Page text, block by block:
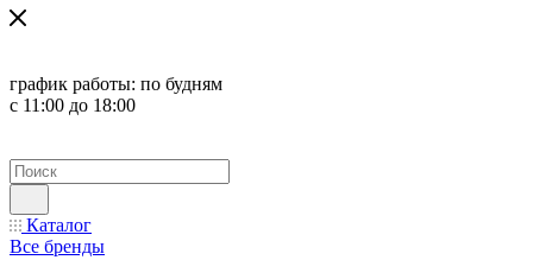
график работы: по будням
с 11:00 до 18:00
Каталог
Все бренды